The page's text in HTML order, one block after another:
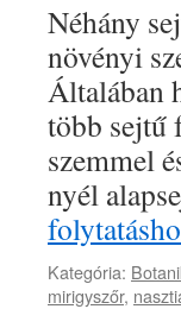
Néhány
növényi
Általában
több sejtű
szemmel
nyél
Kategória:
mirigyszőr,